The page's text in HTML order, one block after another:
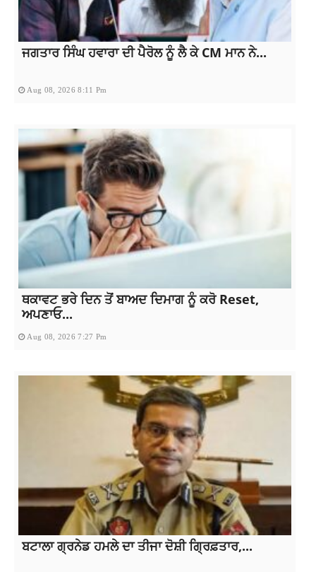
ਜਗਤਾਰ ਸਿੰਘ ਹਵਾਰਾ ਦੀ ਪੈਰੋਲ ਨੂੰ ਲੈ ਕੇ CM ਮਾਨ ਨੇ...
Aug 08, 2026 8:11 Pm
ਥਕਾਵਟ ਭਰੇ ਦਿਨ ਤੋਂ ਬਾਅਦ ਦਿਮਾਗ ਨੂੰ ਕਰੋ Reset,
ਅਪਣਾਓ...
Aug 08, 2026 7:27 Pm
ਬਟਾਲਾ ਗ੍ਰਨੇਡ ਹਮਲੇ ਦਾ ਤੀਜਾ ਦੋਸ਼ੀ ਗ੍ਰਿਫ਼ਤਾਰ,...